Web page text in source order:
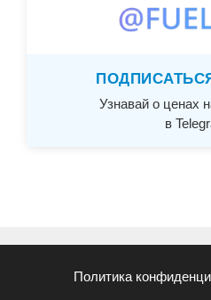
Узнавай о ценах
в
Политика